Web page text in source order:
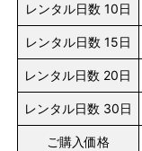
レンタル日数 10日
レンタル日数 15日
レンタル日数 20日
レンタル日数 30日
ご購入価格